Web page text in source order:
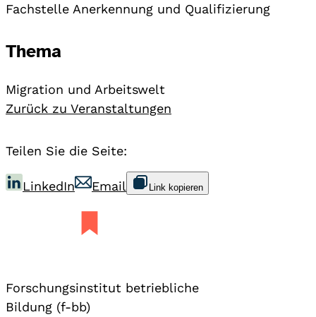
Fachstelle Anerkennung und Qualifizierung
Thema
Migration und Arbeitswelt
Zurück zu Veranstaltungen
Teilen Sie die Seite:
LinkedIn Email Link kopieren
Forschungsinstitut betriebliche
Bildung (f-bb)